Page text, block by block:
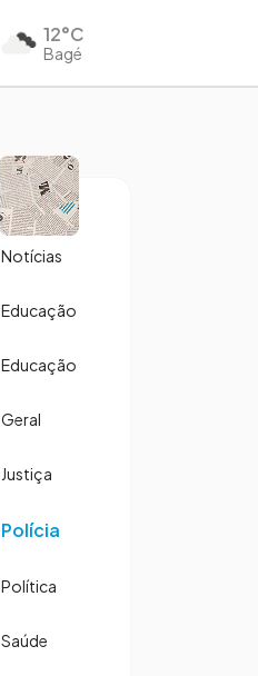
12°C
Bagé
Notícias
Educação
Educação
Geral
Justiça
Polícia
Política
Saúde